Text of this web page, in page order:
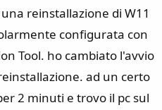
reinstallazione di W11
configurata con
Tool. ho cambiato l'avvio
ad un certo
2 minuti e trovo il pc sul